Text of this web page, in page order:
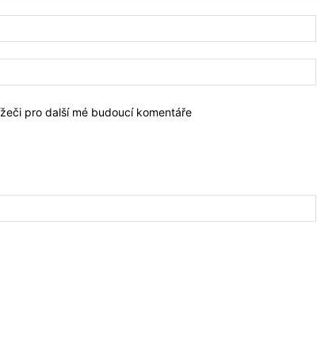
pro další mé budoucí komentáře